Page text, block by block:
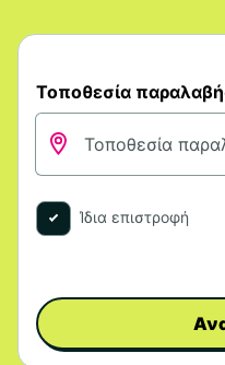
Τοποθεσία
Ίδια επιστροφή